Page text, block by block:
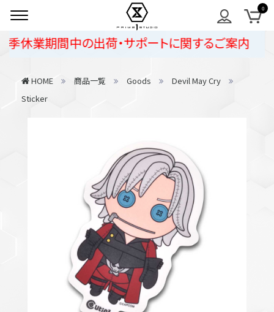
業期間中の出荷・サポートに関するご案内
HOME 商品一覧 Goods
Devil May Cry
Sticker